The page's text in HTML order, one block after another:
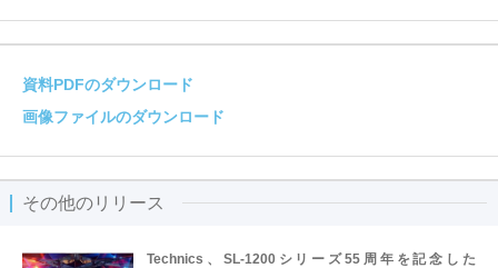
資料PDFのダウンロード
画像ファイルのダウンロード
その他のリリース
Technics、SL-1200シリーズ55周年を記念した